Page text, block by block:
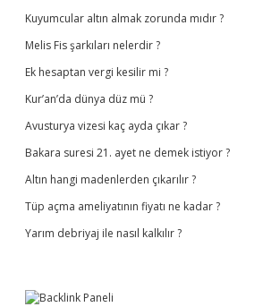
Kuyumcular altın almak zorunda mıdır ?
Melis Fis şarkıları nelerdir ?
Ek hesaptan vergi kesilir mi ?
Kur’an’da dünya düz mü ?
Avusturya vizesi kaç ayda çıkar ?
Bakara suresi 21. ayet ne demek istiyor ?
Altın hangi madenlerden çıkarılır ?
Tüp açma ameliyatının fiyatı ne kadar ?
Yarım debriyaj ile nasıl kalkılır ?